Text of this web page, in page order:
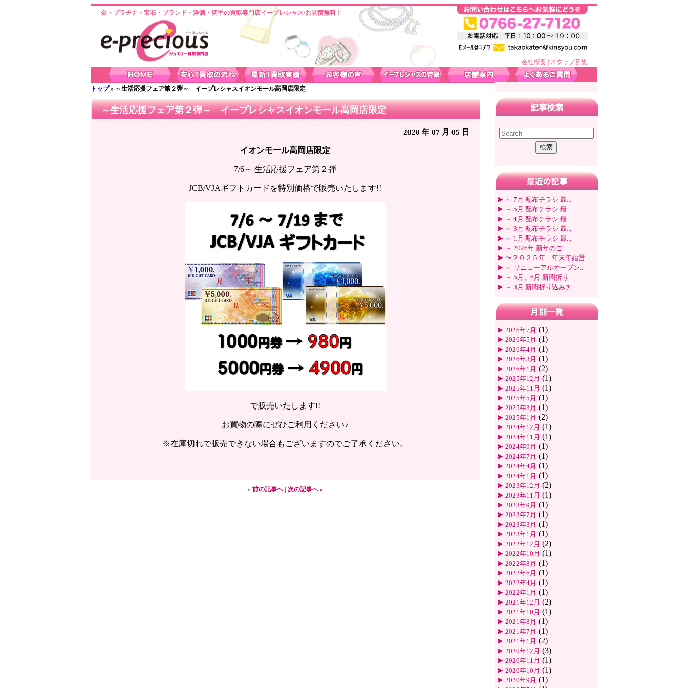
金・プラチナ・宝石・ブランド・洋酒・切手の買取専門店イープレシャス/お見積無料！
会社概要 スタッフ募集
トップ» ～生活応援フェア第２弾～ イープレシャスイオンモール高岡店限定
～生活応援フェア第２弾～ イープレシャスイオンモール高岡店限定
2020 年 07 月 05 日
イオンモール高岡店限定
7/6～ 生活応援フェア第２弾
JCB/VJAギフトカードを特別価格で販売いたします!!
で販売いたします!!
お買物の際にぜひご利用ください♪
※在庫切れで販売できない場合もございますのでご了承ください。
« 前の記事へ| 次の記事へ »
～ 7月 配布チラシ 最...
～ 5月 配布チラシ 最...
～ 4月 配布チラシ 最...
～ 3月 配布チラシ 最...
～ 1月 配布チラシ 最...
～ 2026年 新年のご...
〜２０２５年 年末年始営...
～ リニューアルオープン...
～ 5月、6月 新聞折り...
～ 3月 新聞折り込みチ...
2026年7月 (1)
2026年5月 (1)
2026年4月 (1)
2026年3月 (1)
2026年1月 (2)
2025年12月 (1)
2025年11月 (1)
2025年5月 (1)
2025年3月 (1)
2025年1月 (2)
2024年12月 (1)
2024年11月 (1)
2024年9月 (1)
2024年7月 (1)
2024年4月 (1)
2024年1月 (1)
2023年12月 (2)
2023年11月 (1)
2023年9月 (1)
2023年7月 (1)
2023年3月 (1)
2023年1月 (1)
2022年12月 (2)
2022年10月 (1)
2022年8月 (1)
2022年6月 (1)
2022年4月 (1)
2022年1月 (1)
2021年12月 (2)
2021年10月 (1)
2021年8月 (1)
2021年7月 (1)
2021年1月 (2)
2020年12月 (3)
2020年11月 (1)
2020年10月 (1)
2020年9月 (1)